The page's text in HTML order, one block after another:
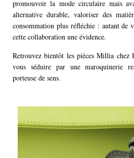
promouvoir la mode circulaire mais
alternative durable, valoriser des
consommation plus réfléchie : autant de
cette collaboration une évidence.
Retrouvez bientôt les pièces Millia chez
vous séduire par une maroquinerie
porteuse de sens.